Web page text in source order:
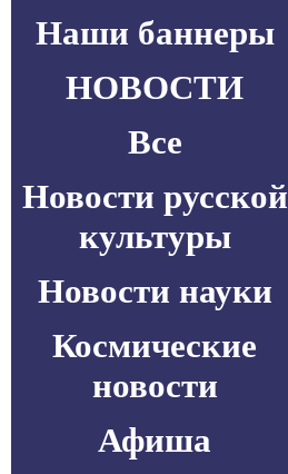
Наши баннеры
НОВОСТИ
Все
Новости русской
культуры
Новости науки
Космические
новости
Афиша